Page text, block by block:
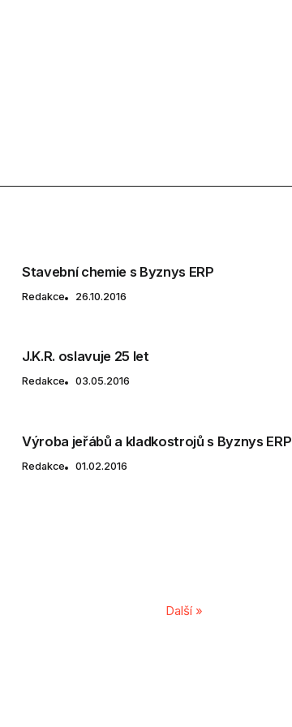
Stavební chemie s Byznys ERP
Redakce 26.10.2016
J.K.R. oslavuje 25 let
Redakce 03.05.2016
Výroba jeřábů a kladkostrojů s Byznys ERP
Redakce 01.02.2016
Další »